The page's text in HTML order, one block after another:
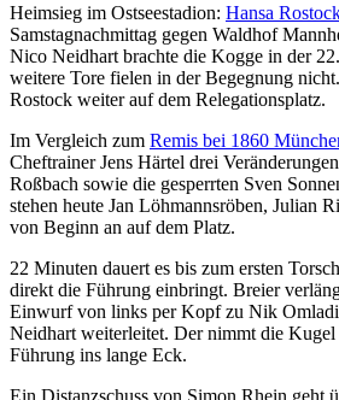
Heimsieg im Ostseestadion: Hansa
Samstagnachmittag gegen Waldhof
Nico Neidhart brachte die Kogge in der
weitere Tore fielen in der Begegnung
Rostock weiter auf dem Relegationsplatz.
Im Vergleich zum Remis bei 1860
Cheftrainer Jens Härtel drei
Roßbach sowie die gesperrten Sven
stehen heute Jan Löhmannsröben, Julian
von Beginn an auf dem Platz.
22 Minuten dauert es bis zum ersten
direkt die Führung einbringt. Breier
Einwurf von links per Kopf zu Nik
Neidhart weiterleitet. Der nimmt die
Führung ins lange Eck.
Ein Distanzschuss von Simon Rhein geht